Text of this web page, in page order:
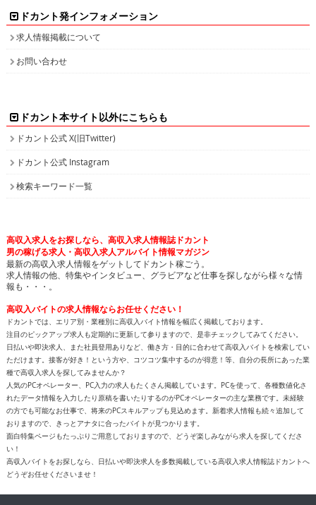
ドカント発インフォメーション
求人情報掲載について
お問い合わせ
ドカント本サイト以外にこちらも
ドカント公式 X(旧Twitter)
ドカント公式 Instagram
検索キーワード一覧
高収入求人をお探しなら、高収入求人情報誌ドカント
男の稼げる求人・高収入求人アルバイト情報マガジン
最新の高収入求人情報をゲットしてドカント稼ごう。
求人情報の他、特集やインタビュー、グラビアなど仕事を探しながら様々な情
報も・・・。
高収入バイトの求人情報ならお任せください！
ドカントでは、エリア別・業種別に高収入バイト情報を幅広く掲載しております。
注目のピックアップ求人も定期的に更新して参りますので、是非チェックしてみてください。
日払いや即決求人、また社員登用ありなど、働き方・目的に合わせて高収入バイトを検索してい
ただけます。接客が好き！という方や、コツコツ集中するのが得意！等、自分の長所にあった業
種で高収入求人を探してみませんか？
人気のPCオペレーター、PC入力の求人もたくさん掲載しています。PCを使って、各種数値化さ
れたデータ情報を入力したり原稿を書いたりするのがPCオペレーターの主な業務です。未経験
の方でも可能なお仕事で、将来のPCスキルアップも見込めます。新着求人情報も続々追加して
おりますので、きっとアナタに合ったバイトが見つかります。
面白特集ページもたっぷりご用意しておりますので、どうぞ楽しみながら求人を探してくださ
い！
高収入バイトをお探しなら、日払いや即決求人を多数掲載している高収入求人情報誌ドカントへ
どうぞお任せくださいませ！